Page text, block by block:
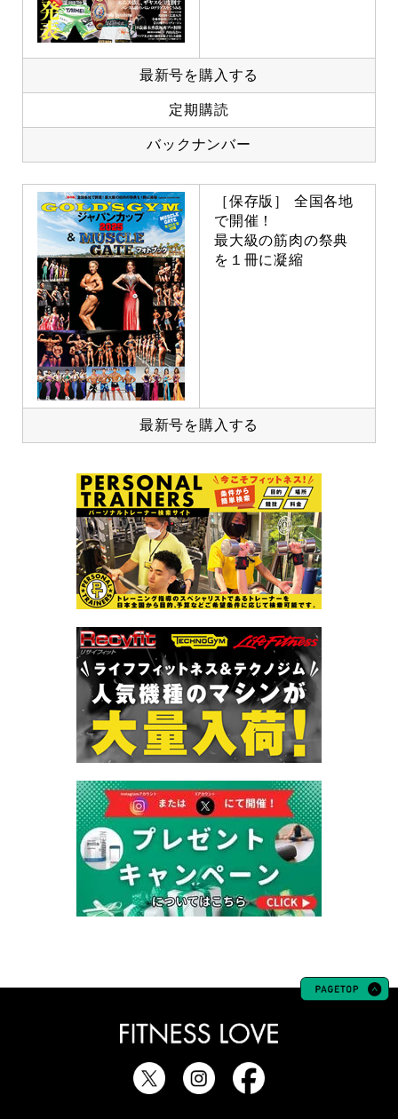
最新号を購入する
定期購読
バックナンバー
［保存版］ 全国各地
で開催！
最大級の筋肉の祭典
を１冊に凝縮
最新号を購入する